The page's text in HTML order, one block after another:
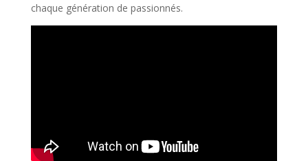
chaque génération de passionnés.